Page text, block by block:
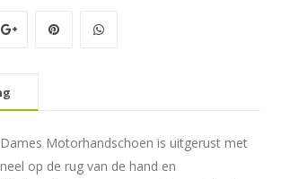
Motorhandschoen is uitgerust met
op de rug van de hand en